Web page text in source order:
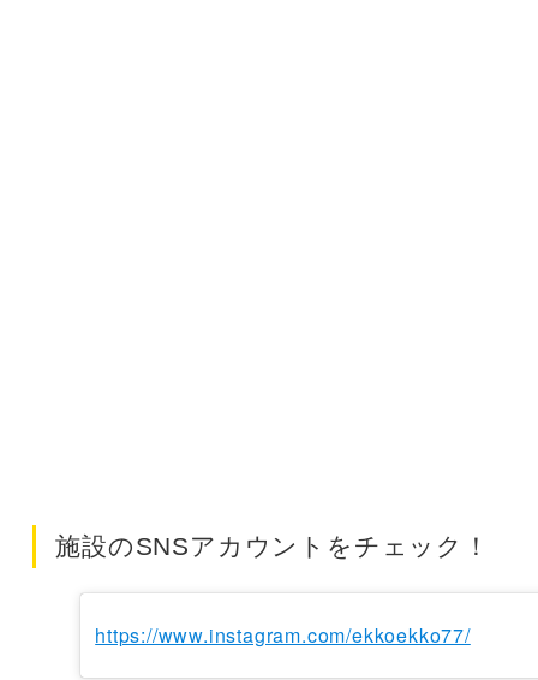
施設のSNSアカウントをチェック！
https://www.instagram.com/ekkoekko77/